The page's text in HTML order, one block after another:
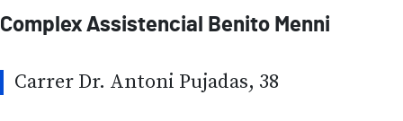
Complex Assistencial Benito Menni
Carrer Dr. Antoni Pujadas, 38